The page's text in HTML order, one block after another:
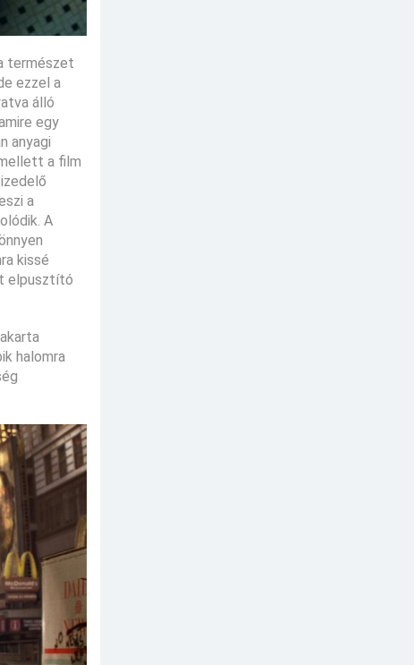
természet
ezzel a
álló
egy
anyagi
a film
a
A
kissé
elpusztító
halomra